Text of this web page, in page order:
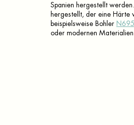
Spanien hergestellt
hergestellt, der eine Härte
beispielsweise Bohler N695
oder modernen